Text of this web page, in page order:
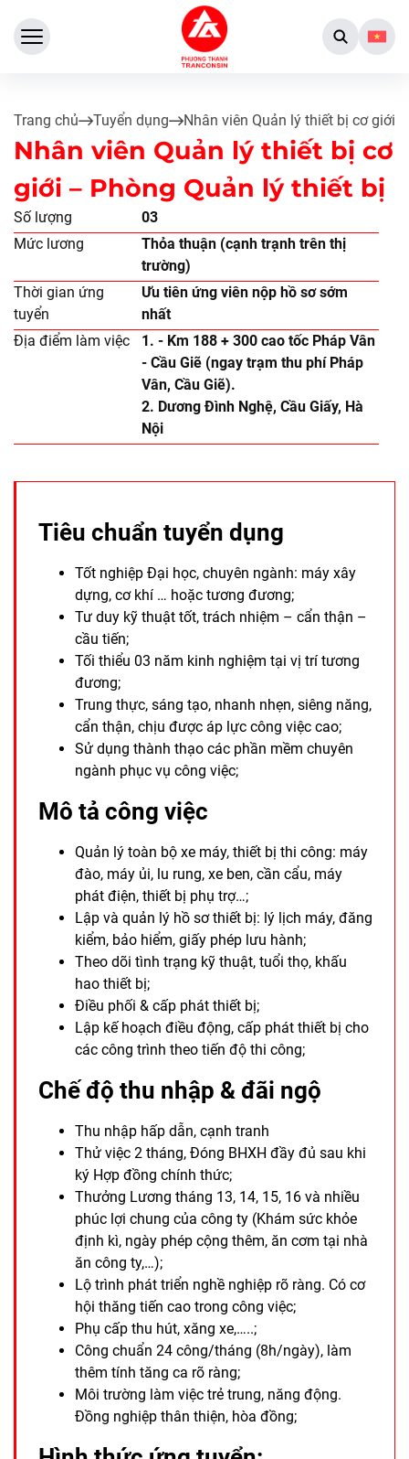
Trang chủ Tuyển dụng Nhân viên Quản lý thiết bị cơ giới
Nhân viên Quản lý thiết bị cơ
giới – Phòng Quản lý thiết bị
Số lượng
03
Mức lương
Thỏa thuận (cạnh trạnh trên thị
trường)
Thời gian ứng
tuyển
Ưu tiên ứng viên nộp hồ sơ sớm
nhất
Địa điểm làm việc
1. - Km 188 + 300 cao tốc Pháp Vân
- Cầu Giẽ (ngay trạm thu phí Pháp
Vân, Cầu Giẽ).
2. Dương Đình Nghệ, Cầu Giấy, Hà
Nội
Tiêu chuẩn tuyển dụng
Tốt nghiệp Đại học, chuyên ngành: máy xây
dựng, cơ khí … hoặc tương đương;
Tư duy kỹ thuật tốt, trách nhiệm – cẩn thận –
cầu tiến;
Tối thiểu 03 năm kinh nghiệm tại vị trí tương
đương;
Trung thực, sáng tạo, nhanh nhẹn, siêng năng,
cẩn thận, chịu được áp lực công việc cao;
Sử dụng thành thạo các phần mềm chuyên
ngành phục vụ công việc;
Mô tả công việc
Quản lý toàn bộ xe máy, thiết bị thi công: máy
đào, máy ủi, lu rung, xe ben, cần cẩu, máy
phát điện, thiết bị phụ trợ…;
Lập và quản lý hồ sơ thiết bị: lý lịch máy, đăng
kiểm, bảo hiểm, giấy phép lưu hành;
Theo dõi tình trạng kỹ thuật, tuổi thọ, khấu
hao thiết bị;
Điều phối & cấp phát thiết bị;
Lập kế hoạch điều động, cấp phát thiết bị cho
các công trình theo tiến độ thi công;
Chế độ thu nhập & đãi ngộ
Thu nhập hấp dẫn, cạnh tranh
Thử việc 2 tháng, Đóng BHXH đầy đủ sau khi
ký Hợp đồng chính thức;
Thưởng Lương tháng 13, 14, 15, 16 và nhiều
phúc lợi chung của công ty (Khám sức khỏe
định kì, ngày phép cộng thêm, ăn cơm tại nhà
ăn công ty,…);
Lộ trình phát triển nghề nghiệp rõ ràng. Có cơ
hội thăng tiến cao trong công việc;
Phụ cấp thu hút, xăng xe,…..;
Công chuẩn 24 công/tháng (8h/ngày), làm
thêm tính tăng ca rõ ràng;
Môi trường làm việc trẻ trung, năng động.
Đồng nghiệp thân thiện, hòa đồng;